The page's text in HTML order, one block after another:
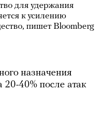
для удержания
к усилению
пишет Bloomberg
назначения
40% после атак